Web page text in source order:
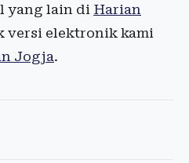
yang lain di Harian
versi elektronik kami
Jogja.